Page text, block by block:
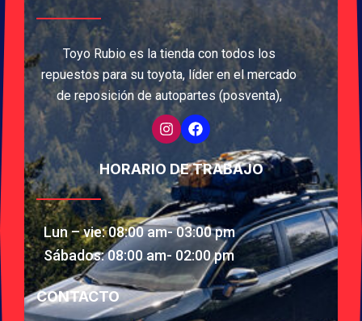
Toyo Rubio es la tienda con todos los
repuestos para su toyota, líder en el mercado
de reposición de autopartes (posventa),
HORARIO DE TRABAJO
Lun – vie: 08:00 am- 03:00 pm
Sábados: 08:00 am- 02:00 pm
CONTACTO